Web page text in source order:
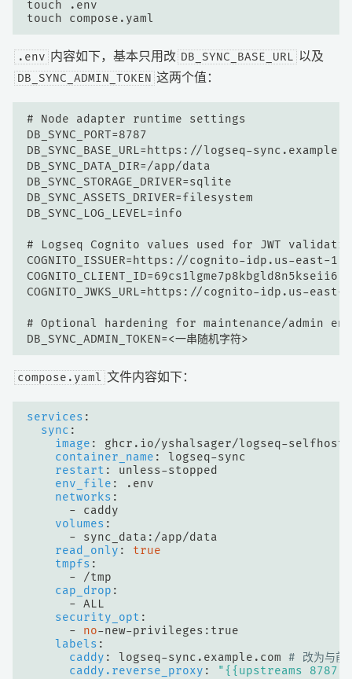
.env 内容如下，基本只用改 DB_SYNC_BASE_URL 以及
DB_SYNC_ADMIN_TOKEN 这两个值：
# Node adapter runtime settings
DB_SYNC_PORT=8787
DB_SYNC_BASE_URL=https://logseq-
DB_SYNC_DATA_DIR=/app/data
DB_SYNC_STORAGE_DRIVER=sqlite
DB_SYNC_ASSETS_DRIVER=filesystem
DB_SYNC_LOG_LEVEL=info
# Logseq Cognito values used for JWT
COGNITO_ISSUER=https://cognito-idp.us-east-
COGNITO_CLIENT_ID=69cs1lgme7p8kbgld8n5kseii6
COGNITO_JWKS_URL=https://cognito-idp.us-
# Optional hardening for maintenance/admin
compose.yaml 文件内容如下：
services :
sync :
image :
ghcr.io/yshalsager/logseq-
container_name :
logseq-sync
restart :
unless-stopped
env_file :
.env
networks :
- caddy
volumes :
- sync_data:/app/data
read_only :
true
tmpfs :
- /tmp
cap_drop :
- ALL
security_opt :
- no-new-privileges:true
labels :
caddy : logseq-sync.example.com # 改为与前
caddy.reverse_proxy :
"{{upstreams